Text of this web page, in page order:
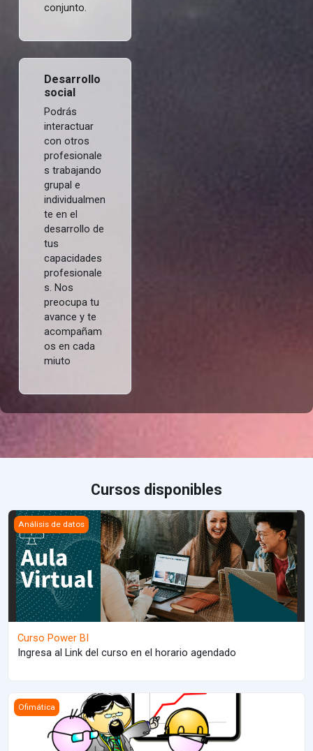
conjunto.
Desarrollo
social
Podrás
interactuar
con otros
profesionale
s trabajando
grupal e
individualmen
te en el
desarrollo de
tus
capacidades
profesionale
s. Nos
preocupa tu
avance y te
acompañam
os en cada
miuto
Cursos disponibles
Curso Power BI
Análisis de datos
Curso Power BI
Ingresa al Link del curso en el horario agendado
EXCEL BÁSICO
Ofimática